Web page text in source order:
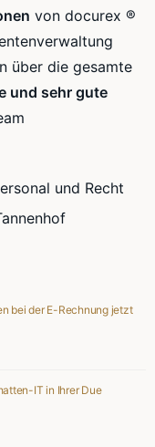
von docurex ®
über die gesamte
und sehr gute
und Recht
bei der E-Rechnung jetzt
IT in Ihrer Due